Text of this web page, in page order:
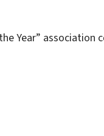
Year” association